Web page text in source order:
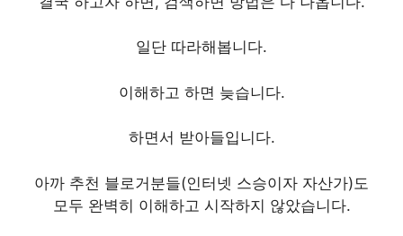
일단 따라해봅니다.
이해하고 하면 늦습니다.
하면서 받아들입니다.
아까 추천 블로거분들(인터넷 스승이자 자산가)도
모두 완벽히 이해하고 시작하지 않았습니다.